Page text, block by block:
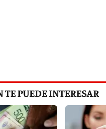
PUEDE INTERESAR